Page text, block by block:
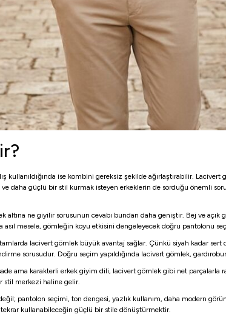
kullanıldığında ise kombini gereksiz şekilde ağırlaştırabilir.
daha güçlü bir stil kurmak isteyen erkeklerin de sorduğu önemli
ne giyilir sorusunun cevabı bundan daha geniştir. Bej ve
mesele, gömleğin koyu etkisini dengeleyecek doğru pantolonu
lacivert gömlek büyük avantaj sağlar. Çünkü siyah kadar
sorusudur. Doğru seçim yapıldığında lacivert gömlek,
ama karakterli erkek giyim dili, lacivert gömlek gibi net parçalarla
stil merkezi haline gelir.
pantolon seçimi, ton dengesi, yazlık kullanım, daha modern
kullanabileceğin güçlü bir stile dönüştürmektir.